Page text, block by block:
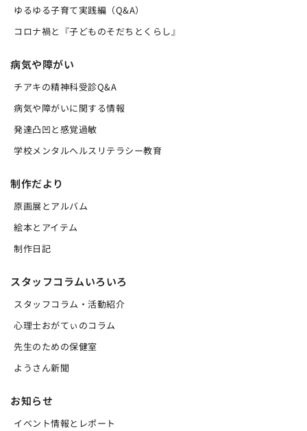
ゆるゆる子育て実践編（Q&A）
コロナ禍と『子どものそだちとくらし』
病気や障がい
チアキの精神科受診Q&A
病気や障がいに関する情報
発達凸凹と感覚過敏
学校メンタルへルスリテラシー教育
制作だより
原画展とアルバム
絵本とアイテム
制作日記
スタッフコラムいろいろ
スタッフコラム・活動紹介
心理士おがてぃのコラム
先生のための保健室
ようさん新聞
お知らせ
イベント情報とレポート